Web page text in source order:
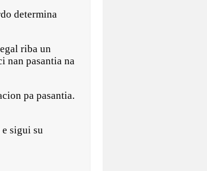
determina
riba un
nan pasantia na
pa pasantia.
sigui su